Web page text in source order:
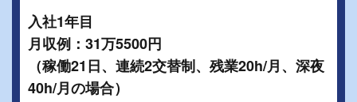
入社1年目
月収例：31万5500円
（稼働21日、連続2交替制、残業20h/月、深夜
40h/月の場合）